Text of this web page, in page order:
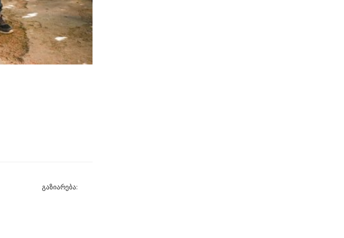
გაზიარება: